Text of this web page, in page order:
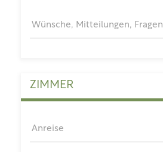
Wünsche, Mitteilungen, Fragen
ZIMMER
Anreise